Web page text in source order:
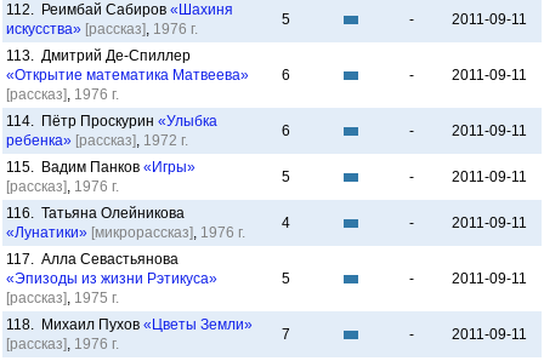
112. Реимбай Сабиров «Шахиня
искусства» [рассказ], 1976 г.
5 - 2011-09-11
113. Дмитрий Де-Спиллер
«Открытие математика Матвеева»
[рассказ], 1976 г.
6 - 2011-09-11
114. Пётр Проскурин «Улыбка
ребенка» [рассказ], 1972 г.
6 - 2011-09-11
115. Вадим Панков «Игры»
[рассказ], 1976 г.
5 - 2011-09-11
116. Татьяна Олейникова
«Лунатики» [микрорассказ], 1976 г.
4 - 2011-09-11
117. Алла Севастьянова
«Эпизоды из жизни Рэтикуса»
[рассказ], 1975 г.
5 - 2011-09-11
118. Михаил Пухов «Цветы Земли»
[рассказ], 1976 г.
7 - 2011-09-11